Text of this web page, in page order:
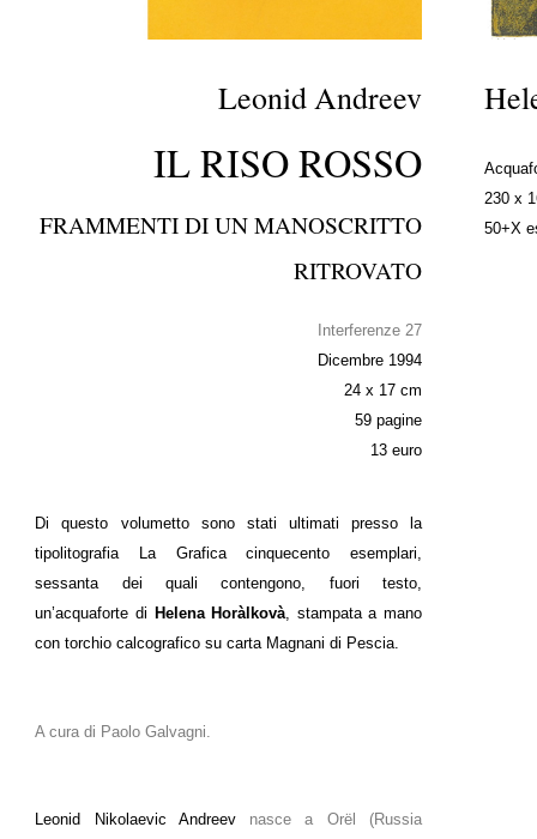
Leonid Andreev
IL RISO ROSSO
FRAMMENTI DI UN MANOSCRITTO
RITROVATO
Interferenze 27
Dicembre 1994
24 x 17 cm
59 pagine
13 euro
Di questo volumetto sono stati ultimati presso la
tipolitografia La Grafica cinquecento esemplari,
sessanta dei quali contengono, fuori testo,
un’acquaforte di Helena Horàlkovà, stampata a mano
con torchio calcografico su carta Magnani di Pescia.
A cura di Paolo Galvagni.
Leonid Nikolaevic Andreevnasce a Orël (Russia
230 x
50+X